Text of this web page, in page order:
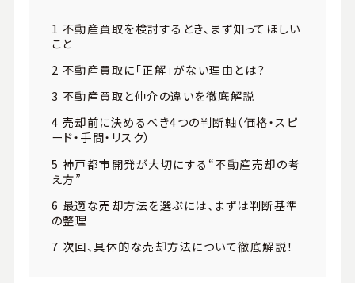
1 不動産買取を検討するとき、まず知ってほしい
こと
2 不動産買取に「正解」がない理由とは？
3 不動産買取と仲介の違いを徹底解説
4 売却前に決めるべき4つの判断軸（価格・スピ
ード・手間・リスク）
5 神戸都市開発が大切にする“不動産売却の考
え方”
6 最適な売却方法を選ぶには、まずは判断基準
の整理
7 次回、具体的な売却方法について徹底解説！